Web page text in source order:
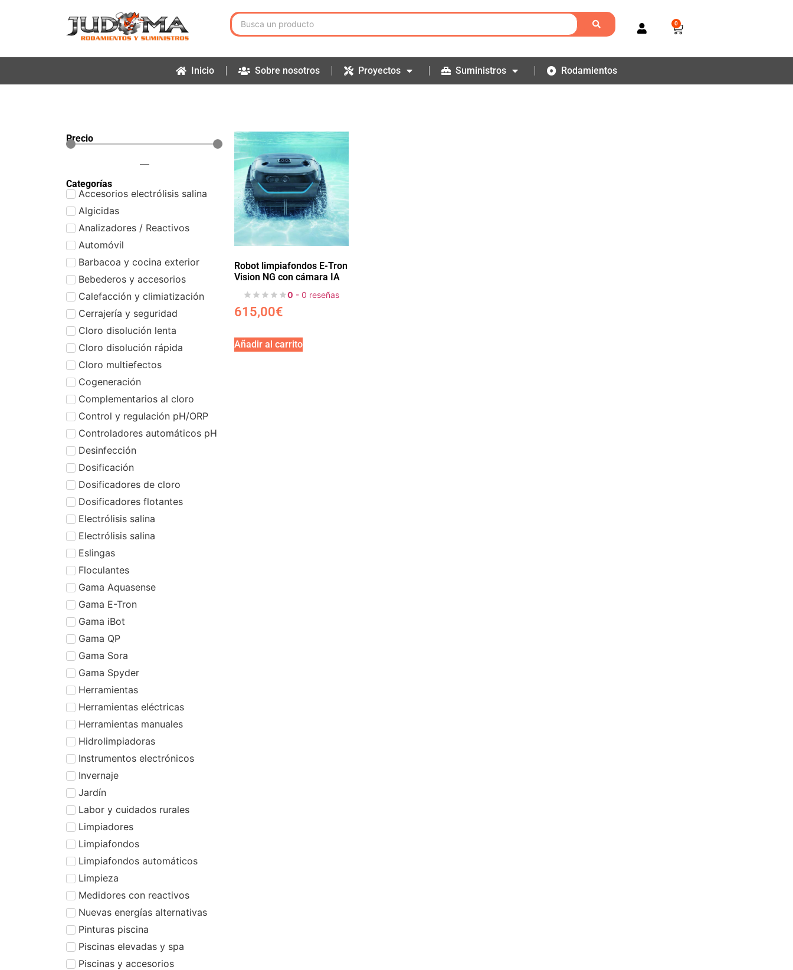
0
Inicio Sobre nosotros Proyectos Suministros Rodamientos
Precio
—
Categorías
Accesorios electrólisis salina
Algicidas
Analizadores / Reactivos
Automóvil
Barbacoa y cocina exterior
Bebederos y accesorios
Calefacción y climiatización
Cerrajería y seguridad
Cloro disolución lenta
Cloro disolución rápida
Cloro multiefectos
Cogeneración
Complementarios al cloro
Control y regulación pH/ORP
Controladores automáticos pH
Desinfección
Dosificación
Dosificadores de cloro
Dosificadores flotantes
Electrólisis salina
Electrólisis salina
Eslingas
Floculantes
Gama Aquasense
Gama E-Tron
Gama iBot
Gama QP
Gama Sora
Gama Spyder
Herramientas
Herramientas eléctricas
Herramientas manuales
Hidrolimpiadoras
Instrumentos electrónicos
Invernaje
Jardín
Labor y cuidados rurales
Limpiadores
Limpiafondos
Limpiafondos automáticos
Limpieza
Medidores con reactivos
Nuevas energías alternativas
Pinturas piscina
Piscinas elevadas y spa
Piscinas y accesorios
Robot limpiafondos E-Tron
Vision NG con cámara IA
0 - 0 reseñas
615,00€
Añadir al carrito